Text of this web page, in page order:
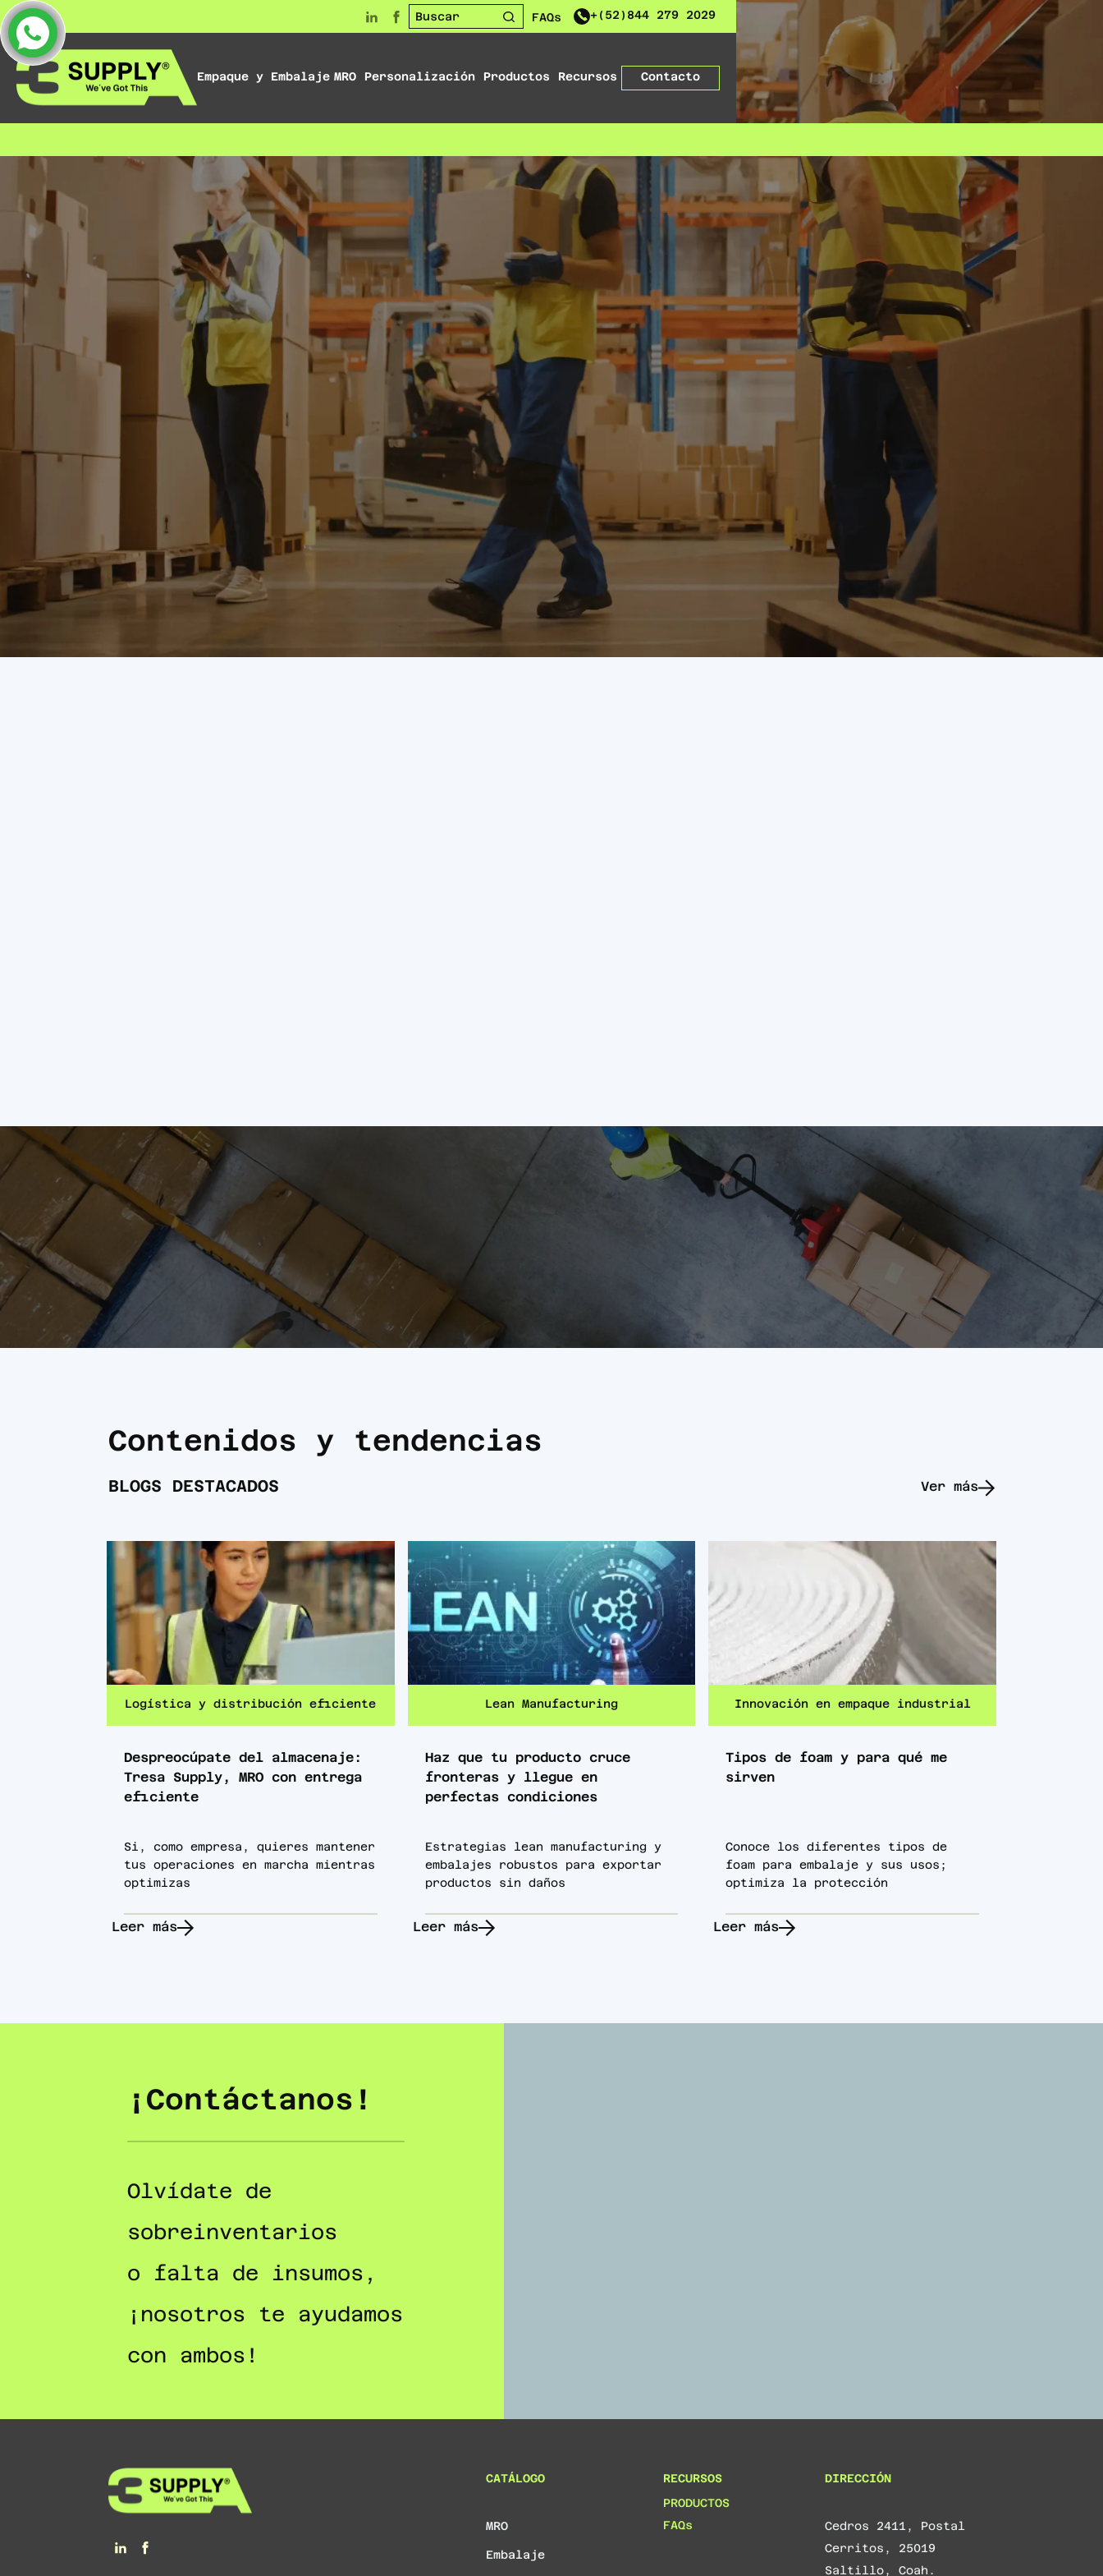
Buscar FAQs +(52)844 279 2029
Empaque y Embalaje MRO Personalización Productos Recursos Contacto
¡COMIENZA AHORA!
Contenidos y tendencias
BLOGS DESTACADOS Ver más
Logística y distribución eficiente
Despreocúpate del almacenaje:
Tresa Supply, MRO con entrega
eficiente
Si, como empresa, quieres mantener
tus operaciones en marcha mientras
optimizas
Leer más
Lean Manufacturing
Haz que tu producto cruce
fronteras y llegue en
perfectas condiciones
Estrategias lean manufacturing y
embalajes robustos para exportar
productos sin daños
Leer más
Innovación en empaque industrial
Tipos de foam y para qué me
sirven
Conoce los diferentes tipos de
foam para embalaje y sus usos;
optimiza la protección
Leer más
¡Contáctanos!
Olvídate de
sobreinventarios
o falta de insumos,
¡nosotros te ayudamos
con ambos!
CATÁLOGO
MRO
Embalaje
RECURSOS
PRODUCTOS
FAQs
DIRECCIÓN
Cedros 2411, Postal
Cerritos, 25019
Saltillo, Coah.